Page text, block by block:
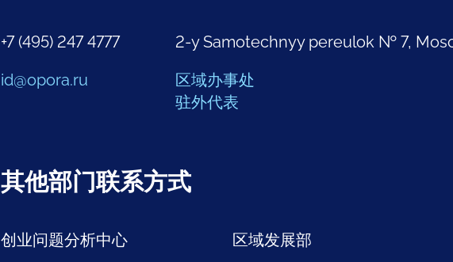
+7 (495) 247 4777
id@opora.ru
2-y Samotechnyy pereulok № 7,
区域办事处
驻外代表
其他部门联系方式
创业问题分析中心 区域发展部